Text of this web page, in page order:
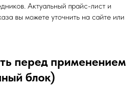
Актуальный прайс-лист и
вы можете уточнить на сайте или
перед применением
блок)